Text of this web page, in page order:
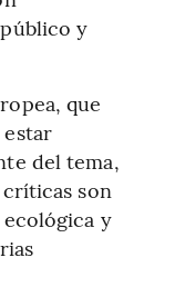
y
que
del tema,
son
y